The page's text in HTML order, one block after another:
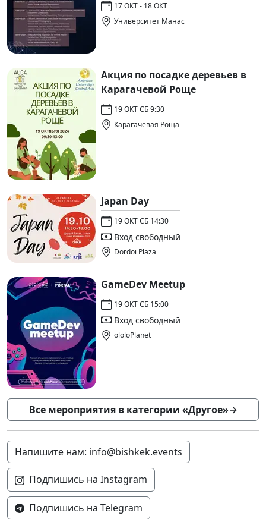
17 ОКТ - 18 ОКТ
Университет Манас
Акция по посадке деревьев в
Карагачевой Роще
19 ОКТ СБ 9:30
Карагачевая Роща
Japan Day
19 ОКТ СБ 14:30
Вход свободный
Dordoi Plaza
GameDev Meetup
19 ОКТ СБ 15:00
Вход свободный
ololoPlanet
Все мероприятия в категории «Другое»→
Напишите нам: info@bishkek.events
Подпишись на Instagram
Подпишись на Telegram